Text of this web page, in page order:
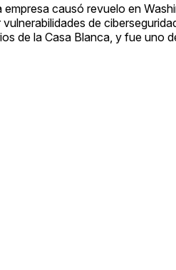
empresa causó revuelo en
de
de la Casa Blanca, y fue uno